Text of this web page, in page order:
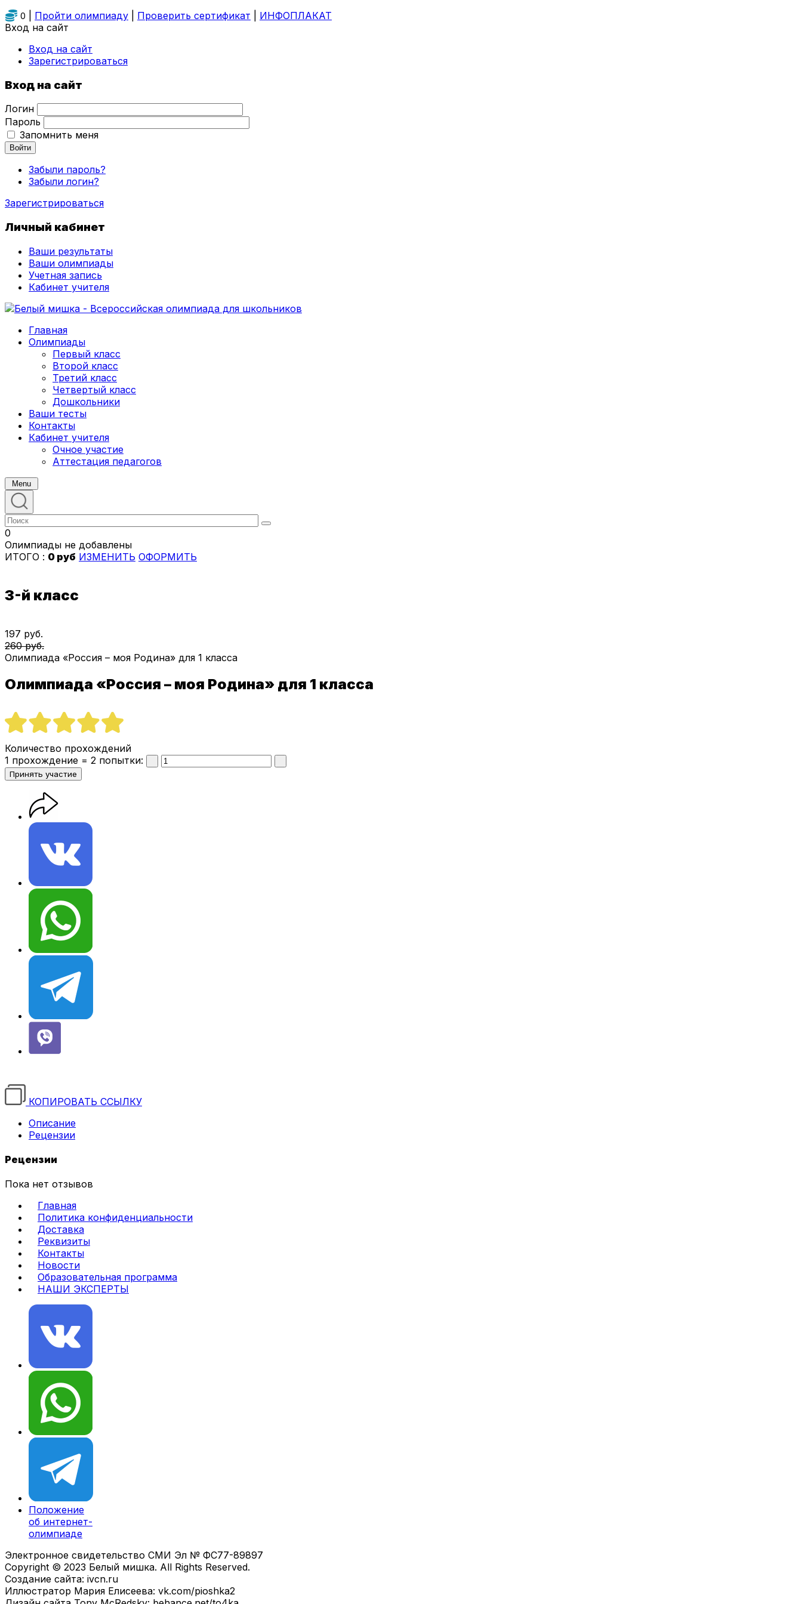
0 Пройти олимпиаду Проверить сертификат
ИНФОПЛАКАТ
Вход на сайт
Вход на сайт
Зарегистрироваться
Вход на сайт
Логин
Пароль
Запомнить меня
Войти
Забыли пароль?
Забыли логин?
Зарегистрироваться
Личный кабинет
Ваши результаты
Ваши олимпиады
Учетная запись
Кабинет учителя
Главная
Олимпиады
Первый класс
Второй класс
Третий класс
Четвертый класс
Дошкольники
Ваши тесты
Контакты
Кабинет учителя
Очное участие
Аттестация педагогов
Menu
0
Олимпиады не добавлены
ИТОГО : 0 руб ИЗМЕНИТЬ ОФОРМИТЬ
3-й класс
197 руб.
260 руб.
Олимпиада «Россия – моя Родина» для 1 класса
Олимпиада «Россия – моя Родина» для 1 класса
Количество прохождений
1 прохождение = 2 попытки:
КОПИРОВАТЬ ССЫЛКУ
Описание
Рецензии
Рецензии
Пока нет отзывов
Главная
Политика конфиденциальности
Доставка
Реквизиты
Контакты
Новости
Образовательная программа
НАШИ ЭКСПЕРТЫ
Положение
об интернет-
олимпиаде
Электронное свидетельство СМИ Эл № ФС77-89897
Copyright © 2023 Белый мишка. All Rights Reserved.
Создание сайта: ivcn.ru
Иллюстратор Мария Елисеева: vk.com/pioshka2